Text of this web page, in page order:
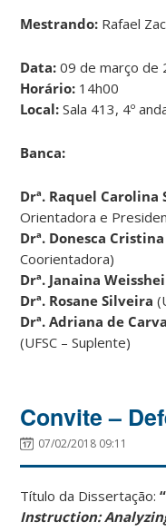
Mestrando: Rafael
Data: 09 de março de
Horário: 14h00
Local:Sala 413, 4º
Banca:
Drª. Raquel Carolina
Orientadora e
Drª. Donesca
Coorientadora)
Drª. Janaina
Drª. Rosane Silveira
Drª. Adriana de
(UFSC – Suplente)
Convite –
07/02/2018 09:11
Título da Dissertação:“
Instruction: